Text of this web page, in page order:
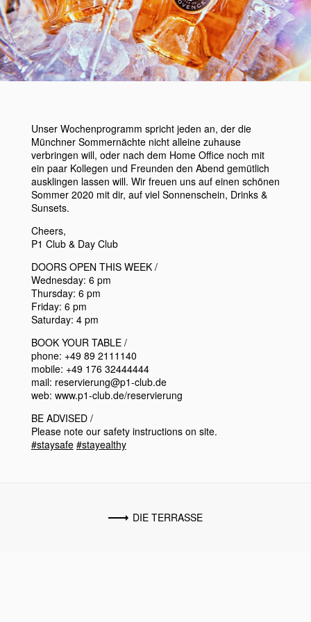
Next
Unser Wochenprogramm spricht jeden an, der die
Münchner Sommernächte nicht alleine zuhause
verbringen will, oder nach dem Home Office noch mit
ein paar Kollegen und Freunden den Abend gemütlich
ausklingen lassen will. Wir freuen uns auf einen schönen
Sommer 2020 mit dir, auf viel Sonnenschein, Drinks &
Sunsets.
Cheers,
P1 Club & Day Club
DOORS OPEN THIS WEEK /
Wednesday: 6 pm
Thursday: 6 pm
Friday: 6 pm
Saturday: 4 pm
BOOK YOUR TABLE /
phone: +49 89 2111140
mobile: +49 176 32444444
mail: reservierung@p1-club.de
web: www.p1-club.de/reservierung
BE ADVISED /
Please note our safety instructions on site.
#staysafe #stayealthy
DIE TERRASSE